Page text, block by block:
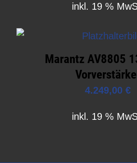
inkl. 19 %
Marantz AV8805
4.249,00€
inkl. 19 %